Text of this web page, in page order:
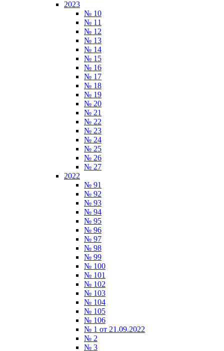
2023
№ 10
№ 11
№ 12
№ 13
№ 14
№ 15
№ 16
№ 17
№ 18
№ 19
№ 20
№ 21
№ 22
№ 23
№ 24
№ 25
№ 26
№ 27
2022
№ 91
№ 92
№ 93
№ 94
№ 95
№ 96
№ 97
№ 98
№ 99
№ 100
№ 101
№ 102
№ 103
№ 104
№ 105
№ 106
№ 1 от 21.09.2022
№ 2
№ 3